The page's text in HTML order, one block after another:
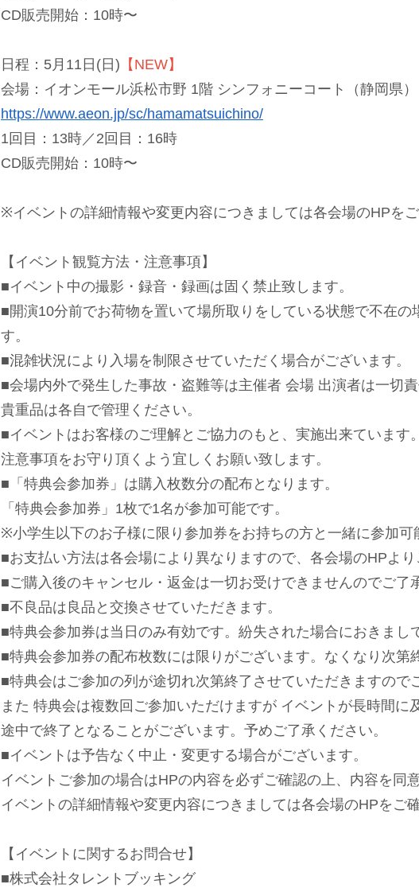
CD販売開始：10時〜
日程：5月11日(日) 【NEW】
会場：イオンモール浜松市野 1階 シンフォニーコート（静岡県）
https://www.aeon.jp/sc/hamamatsuichino/
1回⽬：13時／2回⽬：16時
CD販売開始：10時〜
※イベントの詳細情報や変更内容につきましては各会場のHPをご
【イベント観覧⽅法・注意事項】
■イベント中の撮影・録⾳・録画は固く禁⽌致します。
■開演10分前でお荷物を置いて場所取りをしている状態で不在の
す。
■混雑状況により⼊場を制限させていただく場合がございます。
■会場内外で発⽣した事故・盗難等は主催者 会場 出演者は⼀切責
貴重品は各⾃で管理ください。
■イベントはお客様のご理解とご協⼒のもと、実施出来ています。
注意事項をお守り頂くよう宜しくお願い致します。
■「特典会参加券」は購⼊枚数分の配布となります。
「特典会参加券」1枚で1名が参加可能です。
※⼩学⽣以下のお⼦様に限り参加券をお持ちの⽅と⼀緒に参加可
■お⽀払い方法は各会場により異なりますので、各会場のHPより
■ご購⼊後のキャンセル・返⾦は⼀切お受けできませんのでご了
■不良品は良品と交換させていただきます。
■特典会参加券は当⽇のみ有効です。紛失された場合におきまし
■特典会参加券の配布枚数には限りがございます。なくなり次第
■特典会はご参加の列が途切れ次第終了させていただきますので
また 特典会は複数回ご参加いただけますが イベントが⻑時間に
途中で終了となることがございます。予めご了承ください。
■イベントは予告なく中止・変更する場合がございます。
イベントご参加の場合はHPの内容を必ずご確認の上、内容を同
イベントの詳細情報や変更内容につきましては各会場のHPをご
【イベントに関するお問合せ】
■株式会社タレントブッキング